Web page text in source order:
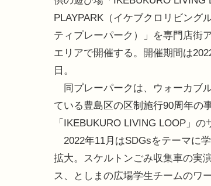
PLAYPARK（イケブクロリビング
ティプレーパーク）」を専門店街
エリアで開催する。開催期間は
日。
同プレーパークは、ウォーカブ
ている豊島区の区制施行90周年の
「IKEBUKURO LIVING LOOP」
2022年11月はSDGsをテーマに
拡大。スケルトンごみ収集車の実
ス、としまの広場学生チームのワ